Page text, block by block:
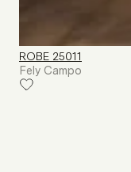
ROBE 25011
Fely Campo